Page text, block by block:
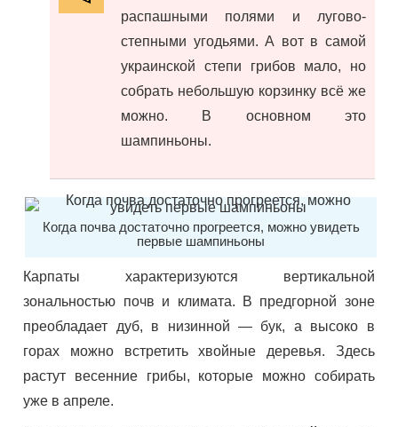
распашными полями и лугово-
степными угодьями. А вот в самой
украинской степи грибов мало, но
собрать небольшую корзинку всё же
можно. В основном это
шампиньоны.
Когда почва достаточно прогреется, можно увидеть
первые шампиньоны
Карпаты характеризуются вертикальной
зональностью почв и климата. В предгорной зоне
преобладает дуб, в низинной — бук, а высоко в
горах можно встретить хвойные деревья. Здесь
растут весенние грибы, которые можно собирать
уже в апреле.